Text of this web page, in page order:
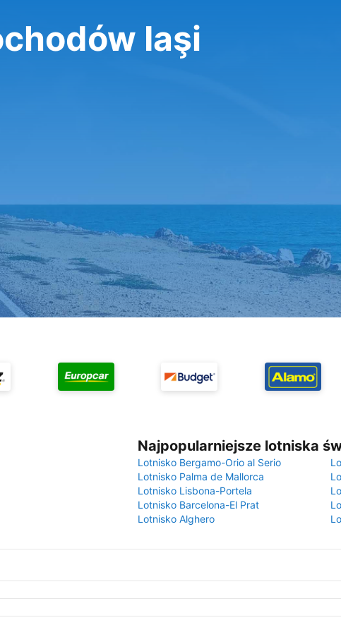
Iaşi
Najpopularniejsze lotniska
Lotnisko Bergamo-Orio al Serio
Lotnisko Palma de Mallorca
Lotnisko Lisbona-Portela
Lotnisko Barcelona-El Prat
Lotnisko Alghero